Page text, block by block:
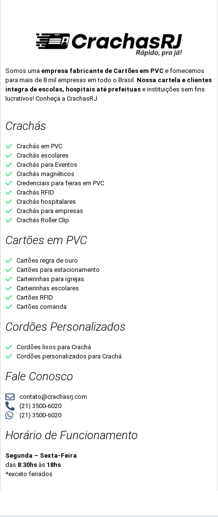
Somos uma empresa fabricante de Cartões em PVC e fornecemos
para mais de 8 mil empresas em todo o Brasil. Nossa cartela e clientes
integra de escolas, hospitais até prefeituas e instituições sem fins
lucrativos! Conheça a CrachasRJ
Crachás
Crachás em PVC
Crachás escolares
Crachás para Eventos
Crachás magnéticos
Credenciais para feiras em PVC
Crachás RFID
Crachás hospitalares
Crachás para empresas
Crachás Roller Clip
Cartões em PVC
Cartões regra de ouro
Cartões para estacionamento
Carteirinhas para igrejas
Carteirinhas escolares
Cartões RFID
Cartões comanda
Cordões Personalizados
Cordões lisos para Crachá
Cordões personalizados para Crachá
Fale Conosco
contato@crachasrj.com
(21) 3500-6020
(21) 3500-6020
Horário de Funcionamento
Segunda – Sexta-Feira
das 8:30hs às 18hs
*exceto feriados